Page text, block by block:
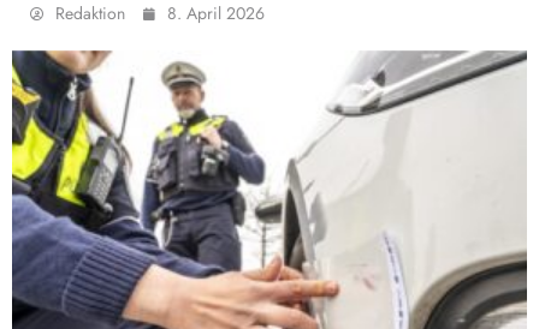
Redaktion 8. April 2026